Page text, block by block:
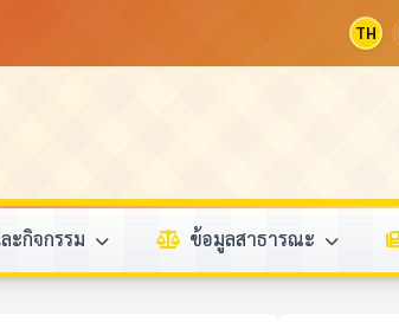
TH
ะกิจกรรม ข้อมูลสาธารณะ